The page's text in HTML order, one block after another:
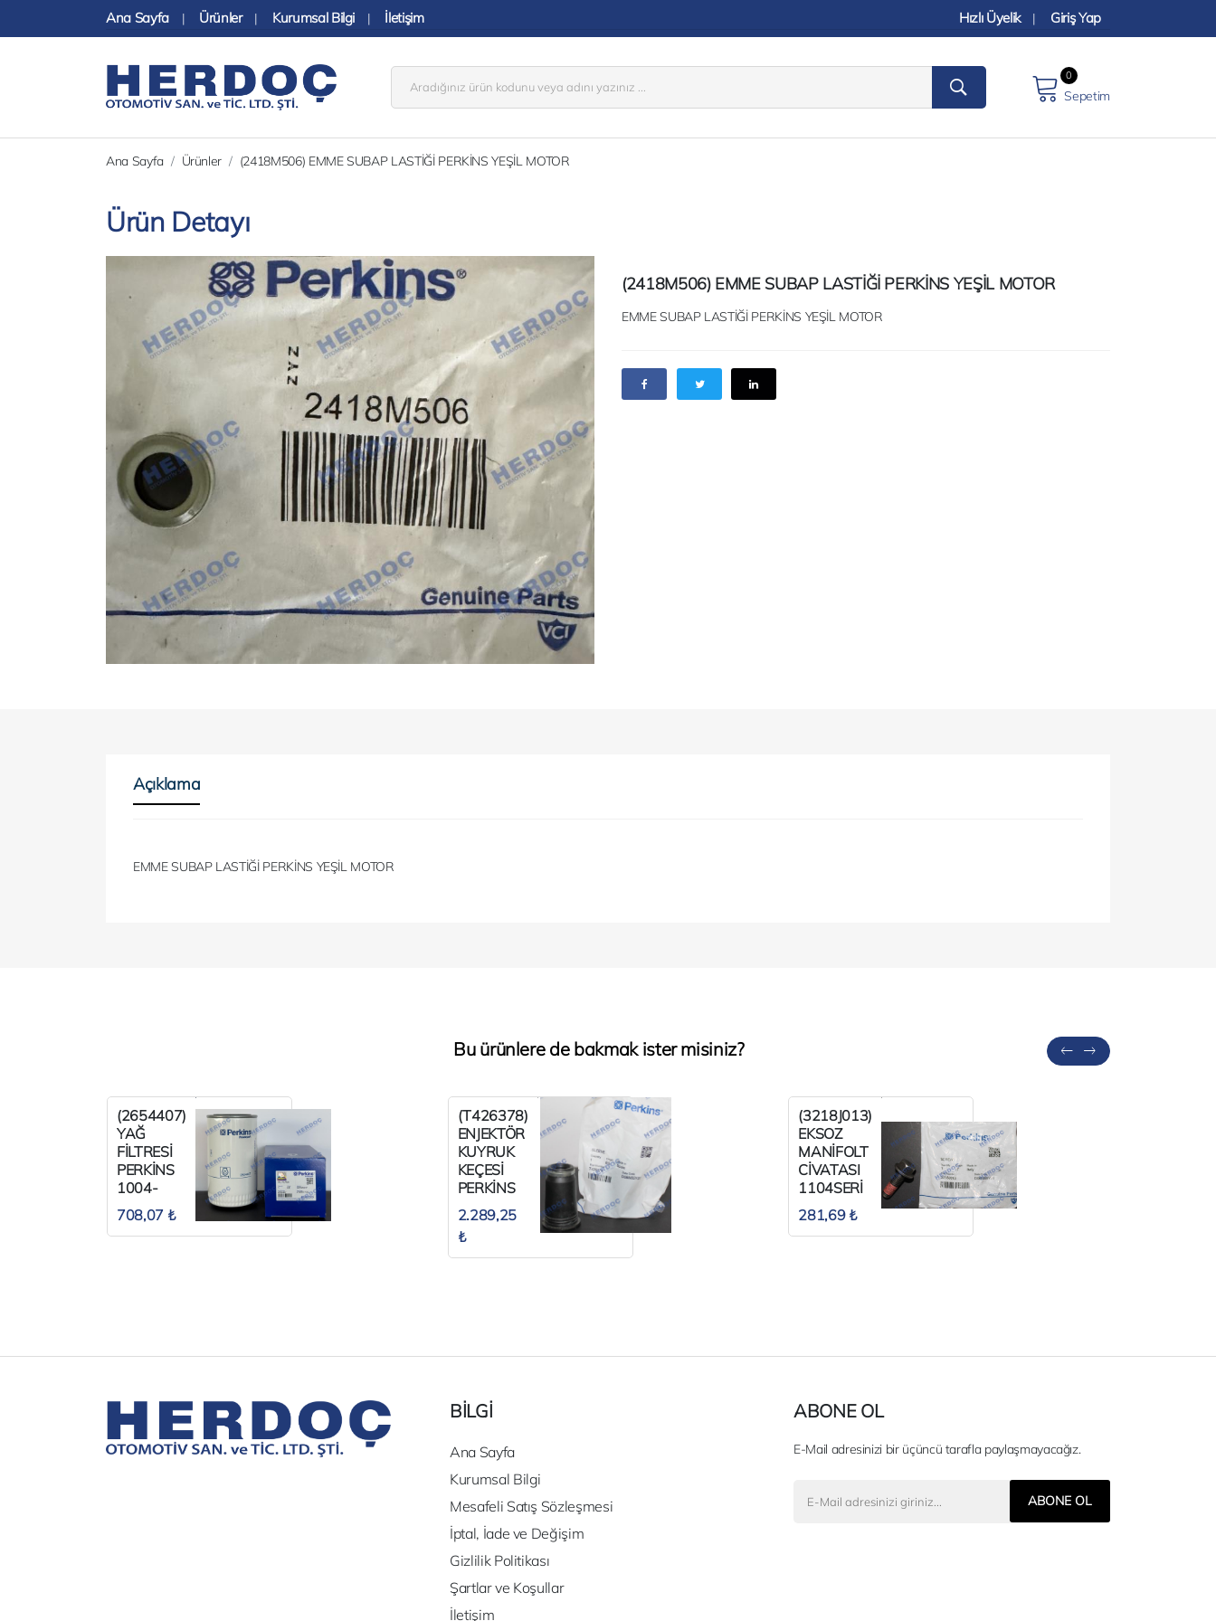
Ana Sayfa | Ürünler | Kurumsal Bilgi | İletişim Hızlı Üyelik | Giriş Yap
Sepetim
0
Ana Sayfa Ürünler (2418M506) EMME SUBAP LASTİĞİ PERKİNS YEŞİL MOTOR
Ürün Detayı
(2418M506) EMME SUBAP LASTİĞİ PERKİNS YEŞİL MOTOR
EMME SUBAP LASTİĞİ PERKİNS YEŞİL MOTOR
Açıklama
EMME SUBAP LASTİĞİ PERKİNS YEŞİL MOTOR
Bu ürünlere de bakmak ister misiniz?
(2654407)
YAĞ
FİLTRESİ
PERKİNS
1004-
1006
UZUN TİP
708,07 ₺
(T426378)
ENJEKTÖR
KUYRUK
KEÇESİ
PERKİNS
1106SERİ
2.289,25
₺
(3218J013)
EKSOZ
MANİFOLT
CİVATASI
1104SERİ
PERKİNS
281,69 ₺
BİLGİ
Ana Sayfa
Kurumsal Bilgi
Mesafeli Satış Sözleşmesi
İptal, İade ve Değişim
Gizlilik Politikası
Şartlar ve Koşullar
İletişim
ABONE OL
E-Mail adresinizi bir üçüncü tarafla paylaşmayacağız.
ABONE OL